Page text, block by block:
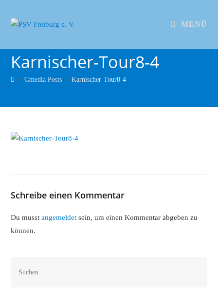
MENÜ
Karnischer-Tour8-4
> Gmedia Posts > Karnischer-Tour8-4
Schreibe einen Kommentar
Du musstangemeldet sein, um einen Kommentar abgeben zu
können.